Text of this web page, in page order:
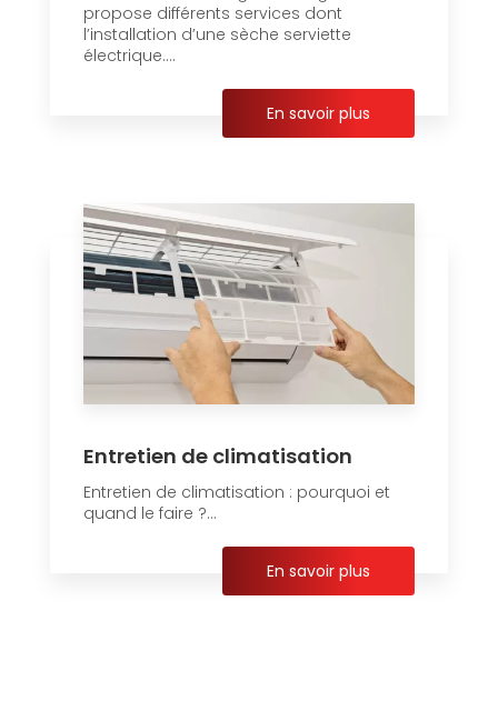
propose différents services dont
l’installation d’une sèche serviette
électrique....
En savoir plus
Entretien de climatisation
Entretien de climatisation : pourquoi et
quand le faire ?...
En savoir plus